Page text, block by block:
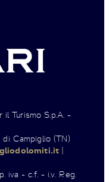
Turismo S.p.A. -
Campiglio (TN)
|
iva - c.f. - i.v. Reg.